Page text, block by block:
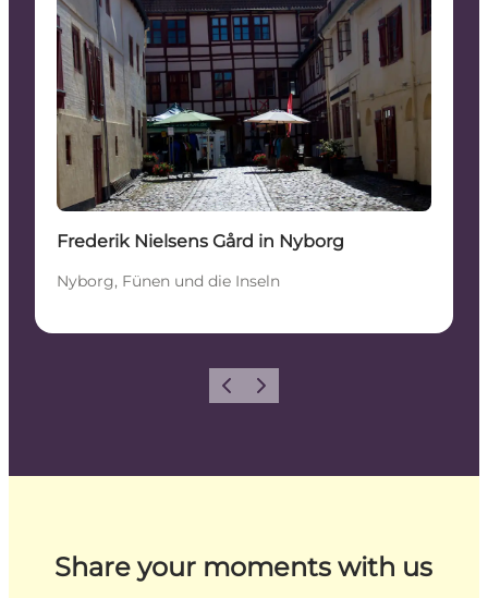
Frederik Nielsens Gård in Nyborg
Nyborg, Fünen und die Inseln
ZurückWeiter
Share your moments with us